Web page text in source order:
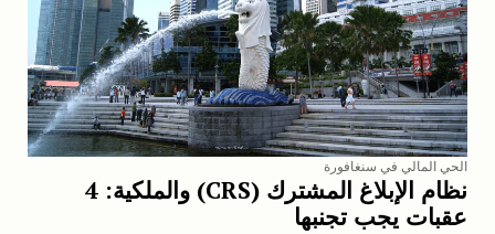
الحي المالي في سنغافورة
نظام الإبلاغ المشترك (CRS) والملكية: 4
عقبات يجب تجنبها